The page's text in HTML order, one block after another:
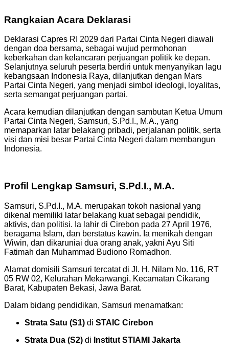
Rangkaian Acara Deklarasi
Deklarasi Capres RI 2029 dari Partai Cinta Negeri diawali
dengan doa bersama, sebagai wujud permohonan
keberkahan dan kelancaran perjuangan politik ke depan.
Selanjutnya seluruh peserta berdiri untuk menyanyikan lagu
kebangsaan Indonesia Raya, dilanjutkan dengan Mars
Partai Cinta Negeri, yang menjadi simbol ideologi, loyalitas,
serta semangat perjuangan partai.
Acara kemudian dilanjutkan dengan sambutan Ketua Umum
Partai Cinta Negeri, Samsuri, S.Pd.I., M.A., yang
memaparkan latar belakang pribadi, perjalanan politik, serta
visi dan misi besar Partai Cinta Negeri dalam membangun
Indonesia.
Profil Lengkap Samsuri, S.Pd.I., M.A.
Samsuri, S.Pd.I., M.A. merupakan tokoh nasional yang
dikenal memiliki latar belakang kuat sebagai pendidik,
aktivis, dan politisi. Ia lahir di Cirebon pada 27 April 1976,
beragama Islam, dan berstatus kawin. Ia menikah dengan
Wiwin, dan dikaruniai dua orang anak, yakni Ayu Siti
Fatimah dan Muhammad Budiono Romadhon.
Alamat domisili Samsuri tercatat di Jl. H. Nilam No. 116, RT
05 RW 02, Kelurahan Mekarwangi, Kecamatan Cikarang
Barat, Kabupaten Bekasi, Jawa Barat.
Dalam bidang pendidikan, Samsuri menamatkan:
Strata Satu (S1) di STAIC Cirebon
Strata Dua (S2) di Institut STIAMI Jakarta